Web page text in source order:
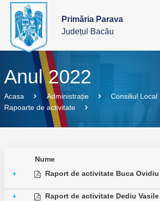
Primăria Parava
Județul Bacău
Anul 2022
Acasa Administrație
Consiliul Local
Rapoarte de activitate
Nume
+
Raport de activitate Buca Ovidiu
+ Raport de activitate Dediu Vasile